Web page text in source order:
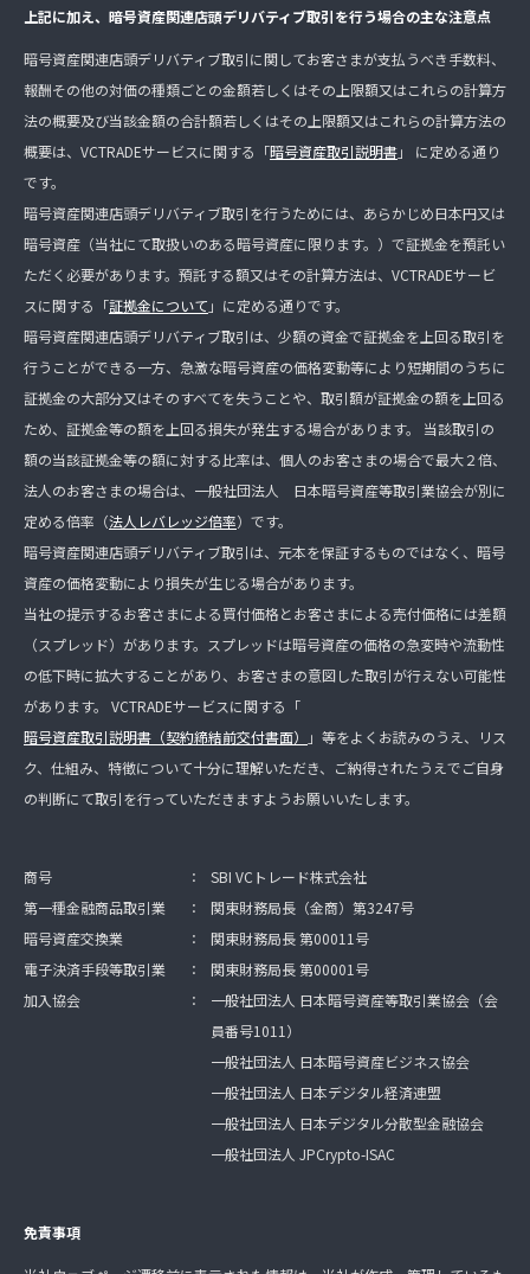
上記に加え、暗号資産関連店頭デリバティブ取引を行う場合の主な注意点
暗号資産関連店頭デリバティブ取引に関してお客さまが支払うべき手数料、
報酬その他の対価の種類ごとの金額若しくはその上限額又はこれらの計算方
法の概要及び当該金額の合計額若しくはその上限額又はこれらの計算方法の
概要は、VCTRADEサービスに関する「暗号資産取引説明書」 に定める通り
です。
暗号資産関連店頭デリバティブ取引を行うためには、あらかじめ日本円又は
暗号資産（当社にて取扱いのある暗号資産に限ります。）で証拠金を預託い
ただく必要があります。預託する額又はその計算方法は、VCTRADEサービ
スに関する「証拠金について 」に定める通りです。
暗号資産関連店頭デリバティブ取引は、少額の資金で証拠金を上回る取引を
行うことができる一方、急激な暗号資産の価格変動等により短期間のうちに
証拠金の大部分又はそのすべてを失うことや、取引額が証拠金の額を上回る
ため、証拠金等の額を上回る損失が発生する場合があります。 当該取引の
額の当該証拠金等の額に対する比率は、個人のお客さまの場合で最大２倍、
法人のお客さまの場合は、一般社団法人 日本暗号資産等取引業協会が別に
定める倍率（法人レバレッジ倍率）です。
暗号資産関連店頭デリバティブ取引は、元本を保証するものではなく、暗号
資産の価格変動により損失が生じる場合があります。
当社の提示するお客さまによる買付価格とお客さまによる売付価格には差額
（スプレッド）があります。スプレッドは暗号資産の価格の急変時や流動性
の低下時に拡大することがあり、お客さまの意図した取引が行えない可能性
があります。 VCTRADEサービスに関する「
暗号資産取引説明書（契約締結前交付書面）
」等をよくお読みのうえ、リス
ク、仕組み、特徴について十分に理解いただき、ご納得されたうえでご自身
の判断にて取引を行っていただきますようお願いいたします。
商号 ：
SBI VCトレード株式会社
第一種金融商品取引業
：
関東財務局長（金商）第3247号
暗号資産交換業
：
関東財務局長 第00011号
電子決済手段等取引業
：
関東財務局長 第00001号
加入協会
：
一般社団法人 日本暗号資産等取引業協会（会
員番号1011）
一般社団法人 日本暗号資産ビジネス協会
一般社団法人 日本デジタル経済連盟
一般社団法人 日本デジタル分散型金融協会
一般社団法人 JPCrypto-ISAC
免責事項